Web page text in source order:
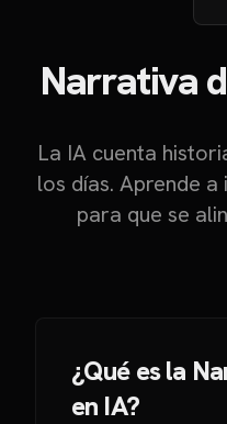
Narrativa
La IA cuenta
los días. Aprende
para que se
¿Qué es la
en IA?